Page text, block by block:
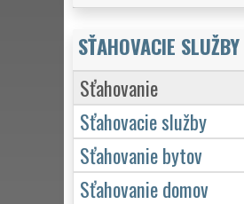
SŤAHOVACIE SLUŽBY
Sťahovanie
Sťahovacie služby
Sťahovanie bytov
Sťahovanie domov